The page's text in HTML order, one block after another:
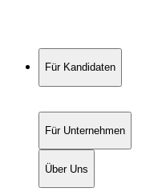
Für Kandidaten
Für Unternehmen
Über Uns